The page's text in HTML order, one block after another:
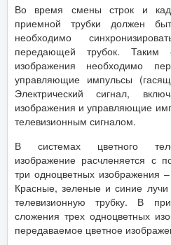
Во время смены строк и
приемной трубки должен
необходимо
передающей трубок. Таким
изображения необходимо
управляющие импульсы
Электрический сигнал,
изображения и управляющие
телевизионным сигналом.
В системах цветного
изображение расчленяется с
три одноцветных изображения
Красные, зеленые и синие
телевизионную трубку. В
сложения трех одноцветных
передаваемое цветное